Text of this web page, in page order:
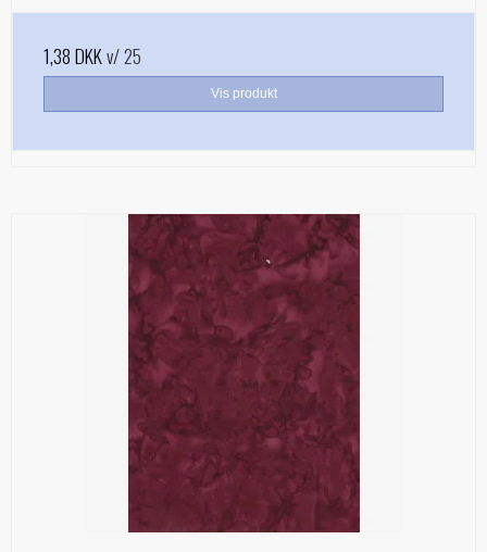
1,38 DKKv/ 25
Vis produkt